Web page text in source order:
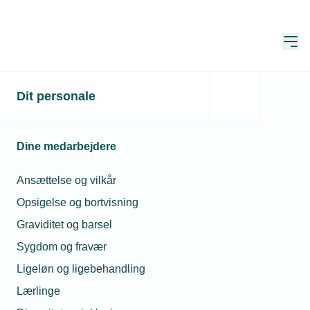
Dit personale
Dine medarbejdere
Ansættelse og vilkår
Opsigelse og bortvisning
Graviditet og barsel
Sygdom og fravær
Ligeløn og ligebehandling
Lærlinge
Mindre virksomheder har
energien
Publiceret: 29. sep. 2022